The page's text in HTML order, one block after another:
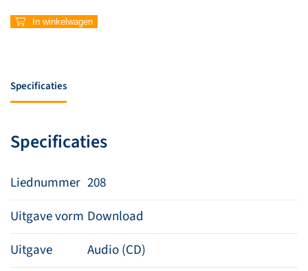
208
(Instrumentaal)
aantal
In winkelwagen
Specificaties
Specificaties
Liednummer 208
Uitgave vorm Download
Uitgave
Audio (CD)